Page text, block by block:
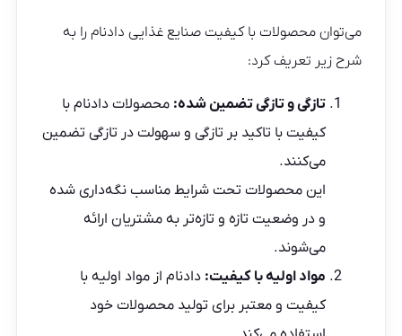
می‌توان محصولات با کیفیت صنایع غذایی دادنام را به
شرح زیر تعریف کرد:
تازگی و تازگی تضمین شده: محصولات دادنام با
کیفیت با تاکید بر تازگی و سهولت در تازگی تضمین
می‌کنند.
این محصولات تحت شرایط مناسب نگه‌داری شده
و در وضعیت تازه و تازه‌تر به مشتریان ارائه
می‌شوند.
مواد اولیه با کیفیت: دادنام از مواد اولیه با
کیفیت و معتبر برای تولید محصولات خود